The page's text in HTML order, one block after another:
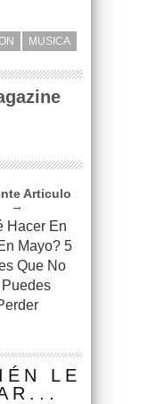
MUSICA
Articulo
→
Hacer En
Mayo? 5
Que No
Puedes
LE